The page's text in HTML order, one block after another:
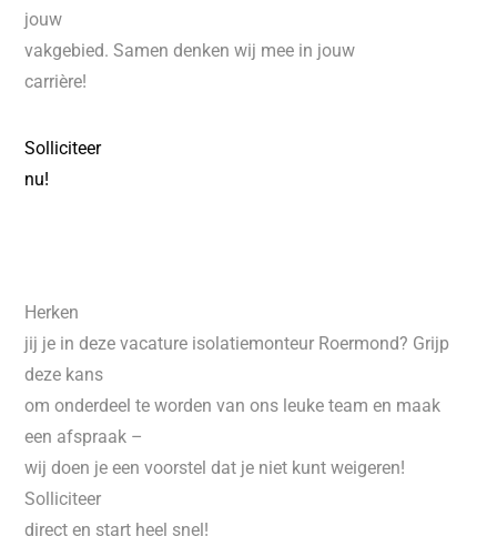
jouw
vakgebied. Samen denken wij mee in jouw
carrière!
Solliciteer
nu!
Herken
jij je in deze vacature isolatiemonteur Roermond? Grijp
deze kans
om onderdeel te worden van ons leuke team en maak
een afspraak –
wij doen je een voorstel dat je niet kunt weigeren!
Solliciteer
direct en start heel snel!